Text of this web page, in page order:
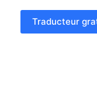
Traducteur